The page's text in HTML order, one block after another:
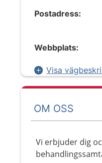
Postadress:
Webbplats:
Visa
OM OSS
Vi erbjuder dig